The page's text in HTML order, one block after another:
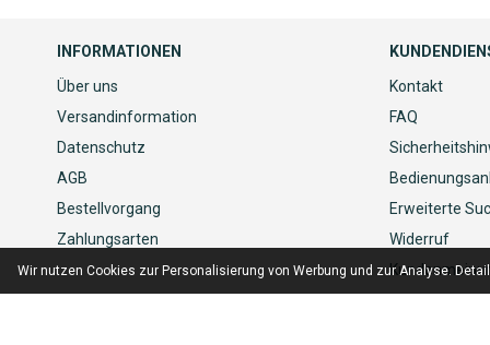
INFORMATIONEN
Über uns
Versandinformation
Datenschutz
AGB
Bestellvorgang
Zahlungsarten
Kontakt
FAQ
Erweiterte
Widerruf
Wir nutzen Cookies zur Personalisierung von Werbung und zur Analyse.